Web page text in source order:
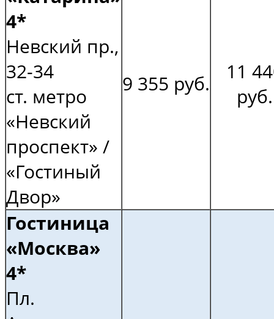
4*
Невский пр.,
32-34
ст. метро
«Невский
проспект» /
«Гостиный
Двор»
9 355 руб.
11
руб.
Гостиница
«Москва»
4*
Пл.